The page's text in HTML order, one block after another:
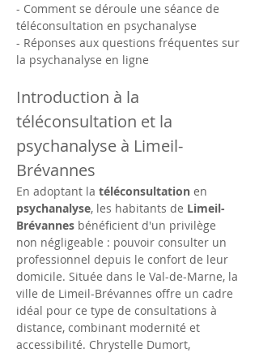
- Comment se déroule une séance de
téléconsultation en psychanalyse
- Réponses aux questions fréquentes sur
la psychanalyse en ligne
Introduction à la
téléconsultation et la
psychanalyse à Limeil-
Brévannes
En adoptant la téléconsultation en
psychanalyse, les habitants de Limeil-
Brévannes bénéficient d'un privilège
non négligeable : pouvoir consulter un
professionnel depuis le confort de leur
domicile. Située dans le Val-de-Marne, la
ville de Limeil-Brévannes offre un cadre
idéal pour ce type de consultations à
distance, combinant modernité et
accessibilité. Chrystelle Dumort,